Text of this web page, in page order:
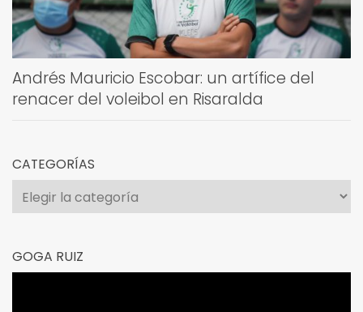
Andrés Mauricio Escobar: un artífice del
renacer del voleibol en Risaralda
CATEGORÍAS
Categorías
GOGA RUIZ